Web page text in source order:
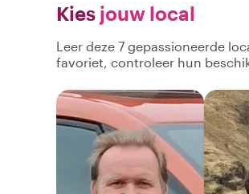
Kies jouw local
Leer deze 7 gepassioneerde
favoriet, controleer hun